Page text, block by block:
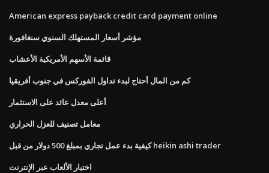
American express payback credit card payment online
مؤشر أسعار المستهلك السنوي سنغافورة
قائمة الأسهم الأمريكية الأعشاب
كم من المال أحتاج لبدء تداول الفوركس في جنوب أفريقيا
أعلى معدل عائد على الاستثمار
معامل تصنيف للعزل الحراري
كيفية بدء عمل تجاري بمبلغ 500 دولار من قبل heikin ashi trader
اختيار الألعاب عبر الإنترنت